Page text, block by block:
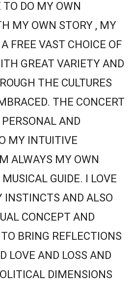
DO MY OWN
MY OWN STORY , MY
FREE VAST CHOICE OF
GREAT VARIETY AND
THE CULTURES
THE CONCERT
AND
MY INTUITIVE
ALWAYS MY OWN
GUIDE. I LOVE
INSTINCTS AND ALSO
CONCEPT AND
BRING REFLECTIONS
LOVE AND LOSS AND
DIMENSIONS